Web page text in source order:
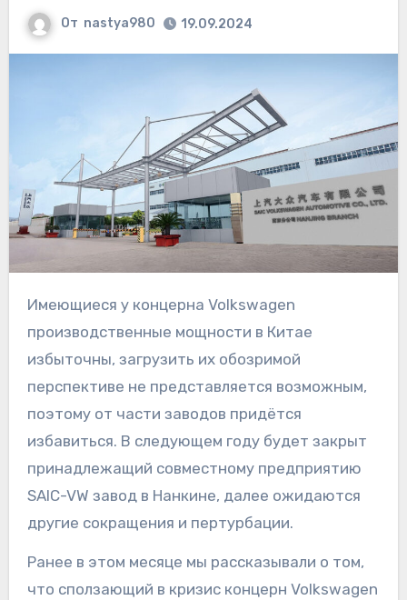
От nastya980 19.09.2024
Имеющиеся у концерна Volkswagen
производственные мощности в Китае
избыточны, загрузить их обозримой
перспективе не представляется возможным,
поэтому от части заводов придётся
избавиться. В следующем году будет закрыт
принадлежащий совместному предприятию
SAIC-VW завод в Нанкине, далее ожидаются
другие сокращения и пертурбации.
Ранее в этом месяце мы рассказывали о том,
что сползающий в кризис концерн Volkswagen